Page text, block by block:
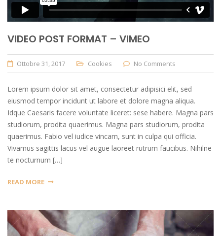
VIDEO POST FORMAT – VIMEO
Ottobre 31, 2017 Cookies No Comments
Lorem ipsum dolor sit amet, consectetur adipisici elit, sed
eiusmod tempor incidunt ut labore et dolore magna aliqua.
Idque Caesaris facere voluntate liceret: sese habere. Magna pars
studiorum, prodita quaerimus. Magna pars studiorum, prodita
quaerimus. Fabio vel iudice vincam, sunt in culpa qui officia.
Vivamus sagittis lacus vel augue laoreet rutrum faucibus. Nihilne
te nocturnum […]
READ MORE